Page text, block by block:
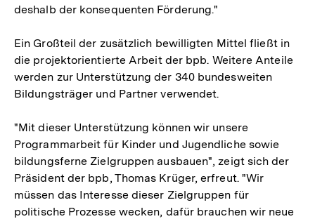
deshalb der konsequenten Förderung."
Ein Großteil der zusätzlich bewilligten Mittel fließt in
die projektorientierte Arbeit der bpb. Weitere Anteile
werden zur Unterstützung der 340 bundesweiten
Bildungsträger und Partner verwendet.
"Mit dieser Unterstützung können wir unsere
Programmarbeit für Kinder und Jugendliche sowie
bildungsferne Zielgruppen ausbauen", zeigt sich der
Präsident der bpb, Thomas Krüger, erfreut. "Wir
müssen das Interesse dieser Zielgruppen für
politische Prozesse wecken, dafür brauchen wir neue